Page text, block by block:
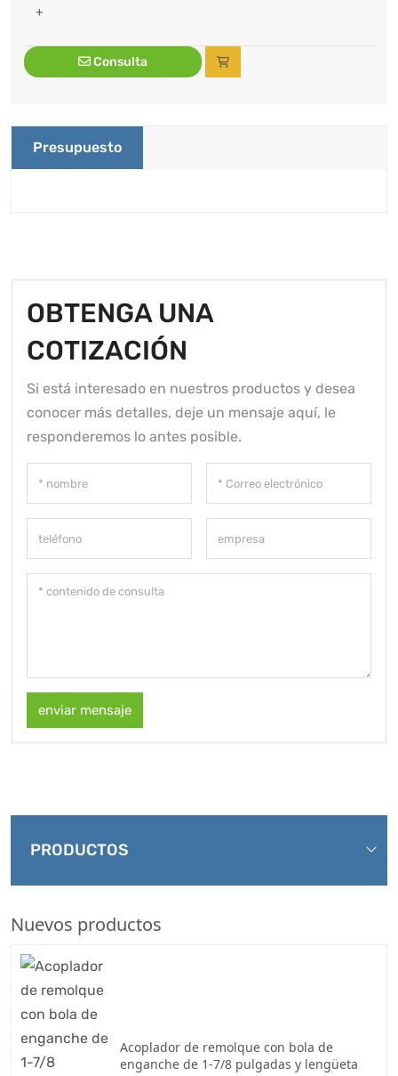
+
Consulta
Presupuesto
OBTENGA UNA
COTIZACIÓN
Si está interesado en nuestros productos y desea
conocer más detalles, deje un mensaje aquí, le
responderemos lo antes posible.
enviar mensaje
PRODUCTOS
Nuevos productos
Acoplador de remolque con bola de
enganche de 1-7/8 pulgadas y lengüeta